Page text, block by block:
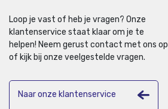
Loop je vast of heb je vragen? Onze
klantenservice staat klaar om je te
helpen! Neem gerust contact met ons op
of kijk bij onze veelgestelde vragen.
Naar onze klantenservice